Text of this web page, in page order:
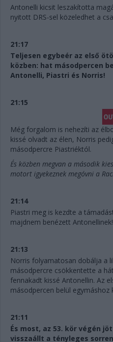
Antonelli kicsit leszakította
nyitott DRS-sel közeledhet a
21:17
Teljesen egybeér az első
közben: hat másodpercen
Antonelli, Piastri és Norris!
21:15
Még forgalom is nehezíti az
kissé olvadt az élen, Norris
másodpercre Piastriéktól.
És közben megvan a második
motort igyekeznek megóvni a
21:14
Piastri meg is kezdte a
majdnem benézett Antonellinek!
21:13
Norris folyamatosan dobálja a
másodpercre csökkentette a
fennakadt kissé Antonellin. Az
másodpercen belül egymáshoz
21:11
És most, az 53. kör végén
visszaállt a tényleges